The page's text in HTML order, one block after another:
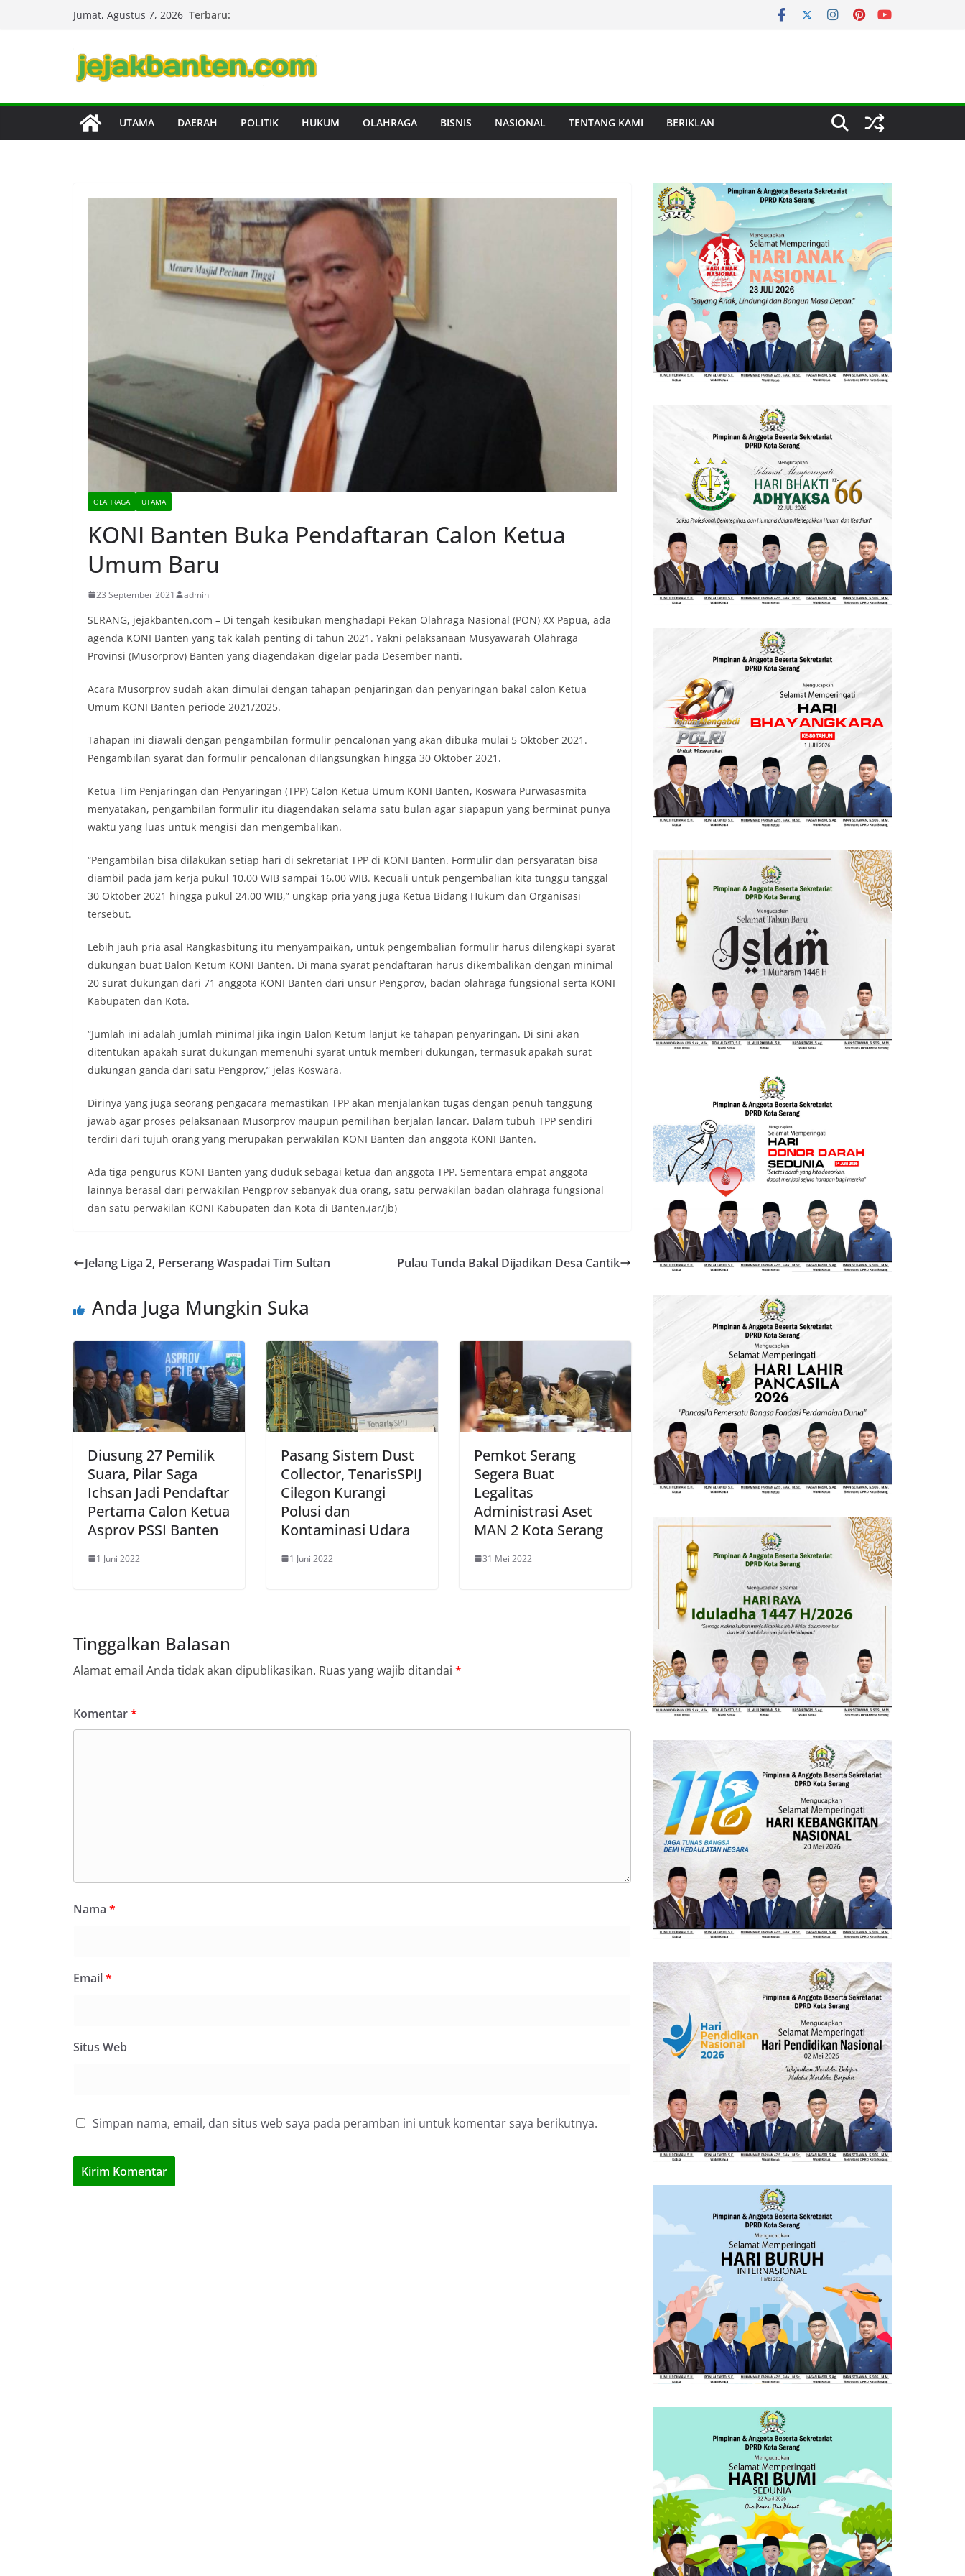
Jumat, Agustus 7, 2026 Terbaru:
UTAMA DAERAH POLITIK HUKUM OLAHRAGA BISNIS NASIONAL TENTANG KAMI BERIKLAN
OLAHRAGA UTAMA
KONI Banten Buka Pendaftaran Calon Ketua
Umum Baru
23 September 2021 admin
SERANG, jejakbanten.com – Di tengah kesibukan menghadapi Pekan Olahraga Nasional (PON) XX Papua, ada
agenda KONI Banten yang tak kalah penting di tahun 2021. Yakni pelaksanaan Musyawarah Olahraga
Provinsi (Musorprov) Banten yang diagendakan digelar pada Desember nanti.
Acara Musorprov sudah akan dimulai dengan tahapan penjaringan dan penyaringan bakal calon Ketua
Umum KONI Banten periode 2021/2025.
Tahapan ini diawali dengan pengambilan formulir pencalonan yang akan dibuka mulai 5 Oktober 2021.
Pengambilan syarat dan formulir pencalonan dilangsungkan hingga 30 Oktober 2021.
Ketua Tim Penjaringan dan Penyaringan (TPP) Calon Ketua Umum KONI Banten, Koswara Purwasasmita
menyatakan, pengambilan formulir itu diagendakan selama satu bulan agar siapapun yang berminat punya
waktu yang luas untuk mengisi dan mengembalikan.
“Pengambilan bisa dilakukan setiap hari di sekretariat TPP di KONI Banten. Formulir dan persyaratan bisa
diambil pada jam kerja pukul 10.00 WIB sampai 16.00 WIB. Kecuali untuk pengembalian kita tunggu tanggal
30 Oktober 2021 hingga pukul 24.00 WIB,” ungkap pria yang juga Ketua Bidang Hukum dan Organisasi
tersebut.
Lebih jauh pria asal Rangkasbitung itu menyampaikan, untuk pengembalian formulir harus dilengkapi syarat
dukungan buat Balon Ketum KONI Banten. Di mana syarat pendaftaran harus dikembalikan dengan minimal
20 surat dukungan dari 71 anggota KONI Banten dari unsur Pengprov, badan olahraga fungsional serta KONI
Kabupaten dan Kota.
“Jumlah ini adalah jumlah minimal jika ingin Balon Ketum lanjut ke tahapan penyaringan. Di sini akan
ditentukan apakah surat dukungan memenuhi syarat untuk memberi dukungan, termasuk apakah surat
dukungan ganda dari satu Pengprov,” jelas Koswara.
Dirinya yang juga seorang pengacara memastikan TPP akan menjalankan tugas dengan penuh tanggung
jawab agar proses pelaksanaan Musorprov maupun pemilihan berjalan lancar. Dalam tubuh TPP sendiri
terdiri dari tujuh orang yang merupakan perwakilan KONI Banten dan anggota KONI Banten.
Ada tiga pengurus KONI Banten yang duduk sebagai ketua dan anggota TPP. Sementara empat anggota
lainnya berasal dari perwakilan Pengprov sebanyak dua orang, satu perwakilan badan olahraga fungsional
dan satu perwakilan KONI Kabupaten dan Kota di Banten.(ar/jb)
Jelang Liga 2, Perserang Waspadai Tim Sultan Pulau Tunda Bakal Dijadikan Desa Cantik
Anda Juga Mungkin Suka
Diusung 27 Pemilik
Suara, Pilar Saga
Ichsan Jadi Pendaftar
Pertama Calon Ketua
Asprov PSSI Banten
1 Juni 2022
Pasang Sistem Dust
Collector, TenarisSPIJ
Cilegon Kurangi
Polusi dan
Kontaminasi Udara
1 Juni 2022
Pemkot Serang
Segera Buat
Legalitas
Administrasi Aset
MAN 2 Kota Serang
31 Mei 2022
Tinggalkan Balasan
Alamat email Anda tidak akan dipublikasikan. Ruas yang wajib ditandai *
Komentar*
Nama *
Email*
Situs Web
Simpan nama, email, dan situs web saya pada peramban ini untuk komentar saya berikutnya.